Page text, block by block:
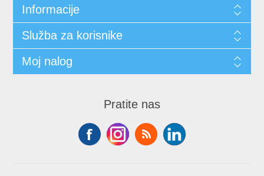
Informacije
Služba za korisnike
Moj nalog
Pratite nas